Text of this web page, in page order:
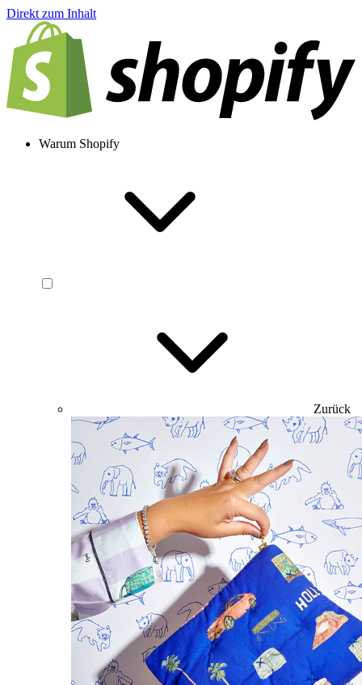
Direkt zum Inhalt
Warum Shopify
Zurück